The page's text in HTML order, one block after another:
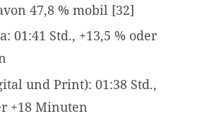
47,8 % mobil [32]
01:41 Std., +13,5 % oder
und Print): 01:38 Std.,
+18 Minuten